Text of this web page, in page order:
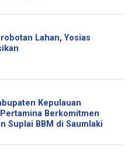
Lahan, Yosias
Kepulauan
Berkomitmen
Suplai BBM di Saumlaki